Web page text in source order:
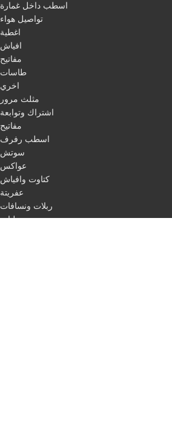
اسطب داخل غمارة
تواصيل هواء
اغطية
افياش
مفاتيح
طاسات
اخري
مثلث مرور
اشتراك وتوابعة
مفاتيح
اسطب رفرف
سوتش
عواكس
كتاوت وافياش
عفريتة
ربلات ونسافات
ليات